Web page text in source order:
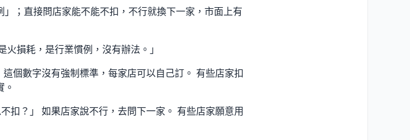
；直接問店家能不能不扣，不行就換下一家，市面上有
損耗，是行業慣例，沒有辦法。」
個數字沒有強制標準，每家店可以自己訂。 有些店家扣
扣？」 如果店家說不行，去問下一家。 有些店家願意用